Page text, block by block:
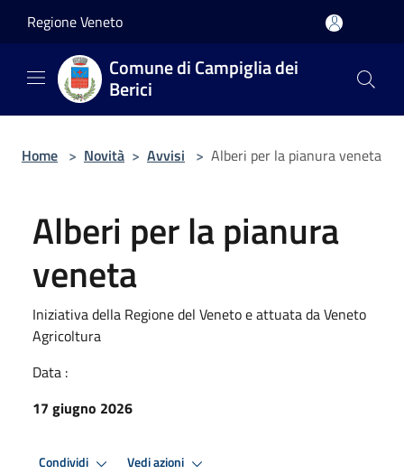
Regione Veneto
Comune di Campiglia dei
Berici
Home > Novità > Avvisi > Alberi per la pianura veneta
Alberi per la pianura
veneta
Iniziativa della Regione del Veneto e attuata da Veneto
Agricoltura
Data :
17 giugno 2026
Condividi Vedi azioni